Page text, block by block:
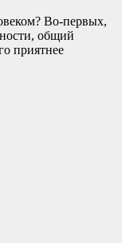
Во-первых,
общий
приятнее